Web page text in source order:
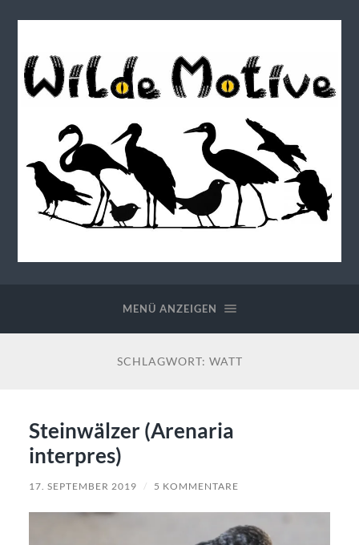
MENÜ ANZEIGEN
SCHLAGWORT: WATT
Steinwälzer (Arenaria
interpres)
17. SEPTEMBER 2019 / 5 KOMMENTARE